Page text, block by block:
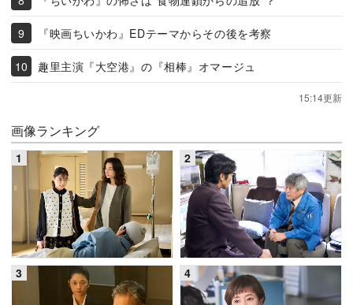
『映画ちいかわ』EDテーマからその後を考察
趣里主演『大空港』の『相棒』オマージュ
15:14更新
画像ランキング